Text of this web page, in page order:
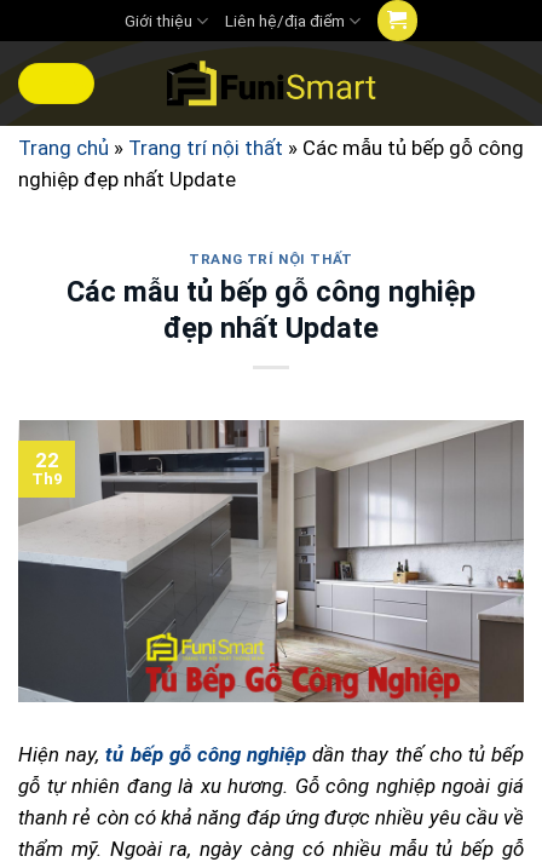
đến
nội
dung
Giới thiệu Liên hệ/địa điểm
MENU
Trang chủ » Trang trí nội thất » Các mẫu tủ bếp gỗ công
nghiệp đẹp nhất Update
TRANG TRÍ NỘI THẤT
Các mẫu tủ bếp gỗ công nghiệp
đẹp nhất Update
22
Th9
Hiện nay,tủ bếp gỗ công nghiệp dần thay thế cho tủ bếp
gỗ tự nhiên đang là xu hương. Gỗ công nghiệp ngoài giá
thanh rẻ còn có khả năng đáp ứng được nhiều yêu cầu về
thẩm mỹ. Ngoài ra, ngày càng có nhiều mẫu tủ bếp gỗ